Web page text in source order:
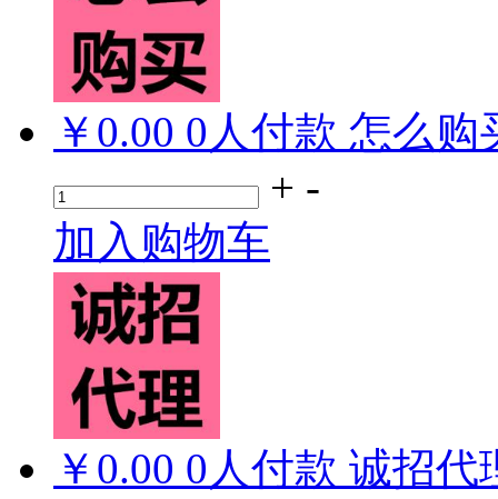
￥0.00 0 人付款 怎么购
+ -
加入购物车
￥0.00 0 人付款 诚招代